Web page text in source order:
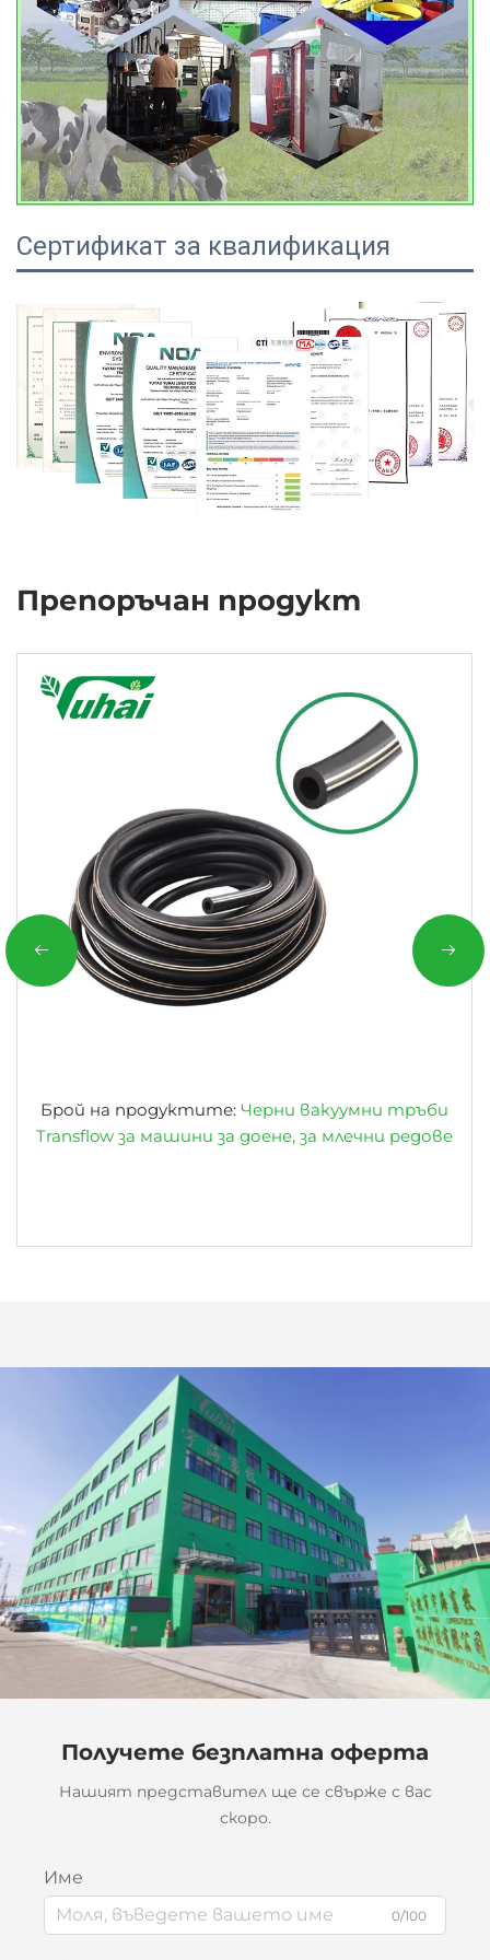
Сертификат за квалификация
Препоръчан продукт
Брой на продуктите: Черни вакуумни тръби
Transflow за машини за доене, за млечни редове
Получете безплатна оферта
Нашият представител ще се свърже с вас
скоро.
Име
0/100